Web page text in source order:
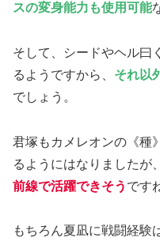
スの変身能力も使用可能
そして、シードやヘル曰
るようですから、 それ以
でしょう。
君塚もカメレオンの《種
るようにはなりましたが、
前線で活躍できそう です
もちろん夏凪に戦闘経験